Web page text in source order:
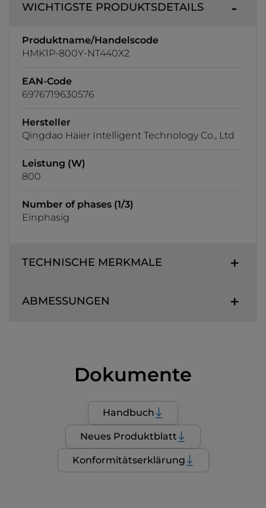
WICHTIGSTE PRODUKTSDETAILS
Produktname/Handelscode
HMK1P-800Y-NT440X2
EAN-Code
6976719630576
Hersteller
Qingdao Haier Intelligent Technology Co., Ltd
Leistung (W)
800
Number of phases (1/3)
Einphasig
TECHNISCHE MERKMALE
ABMESSUNGEN
Dokumente
Handbuch
Neues Produktblatt
Konformitätserklärung